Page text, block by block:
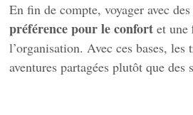
En fin de compte, voyager avec
préférence pour le confort et une
l’organisation. Avec ces bases, les
aventures partagées plutôt que des